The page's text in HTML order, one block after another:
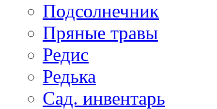
Подсолнечник
Пряные травы
Редис
Редька
Сад. инвентарь